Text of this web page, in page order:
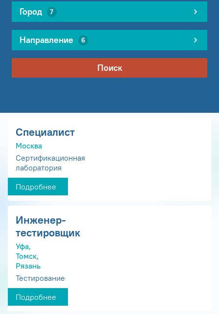
Город 7
Направление 6
Поиск
Специалист
Москва
Сертификационная
лаборатория
Подробнее
Инженер-
тестировщик
Уфа,
Томск,
Рязань
Тестирование
Подробнее